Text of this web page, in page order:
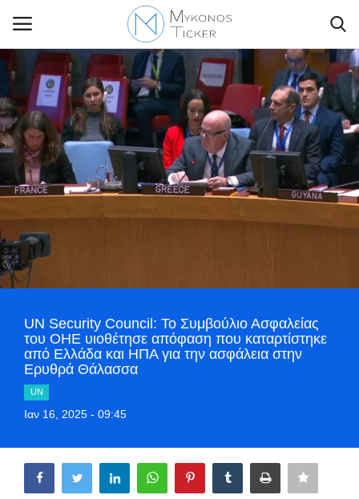
Contact Us
Politique
Travel
World
Greece
Style Adorés
Entertainment
Mykonos
UN Security Council: Το Συμβούλιο Ασφαλείας
του ΟΗΕ υιοθέτησε απόφαση που καταρτίστηκε
από Ελλάδα και ΗΠΑ για την ασφάλεια στην
Ερυθρά Θάλασσα
UN
Ιαν 16, 2025 - 09:45